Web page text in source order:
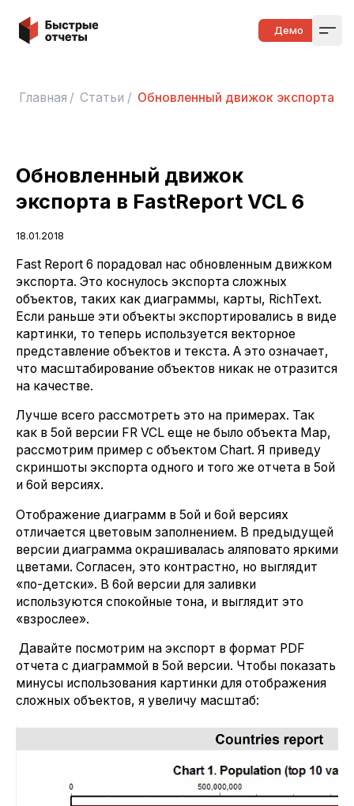
Быстрые отчеты Демо
Главная / Статьи / Обновленный движок экспорта в
Обновленный движок
экспорта в FastReport VCL 6
18.01.2018
Fast Report 6 порадовал нас обновленным движком
экспорта. Это коснулось экспорта сложных
объектов, таких как диаграммы, карты, RichText.
Если раньше эти объекты экспортировались в виде
картинки, то теперь используется векторное
представление объектов и текста. А это означает,
что масштабирование объектов никак не отразится
на качестве.
Лучше всего рассмотреть это на примерах. Так
как в 5ой версии FR VCL еще не было объекта Map,
рассмотрим пример с объектом Chart. Я приведу
скриншоты экспорта одного и того же отчета в 5ой
и 6ой версиях.
Отображение диаграмм в 5ой и 6ой версиях
отличается цветовым заполнением. В предыдущей
версии диаграмма окрашивалась аляповато яркими
цветами. Согласен, это контрастно, но выглядит
«по-детски». В 6ой версии для заливки
используются спокойные тона, и выглядит это
«взрослее».
Давайте посмотрим на экспорт в формат PDF
отчета с диаграммой в 5ой версии. Чтобы показать
минусы использования картинки для отображения
сложных объектов, я увеличу масштаб: